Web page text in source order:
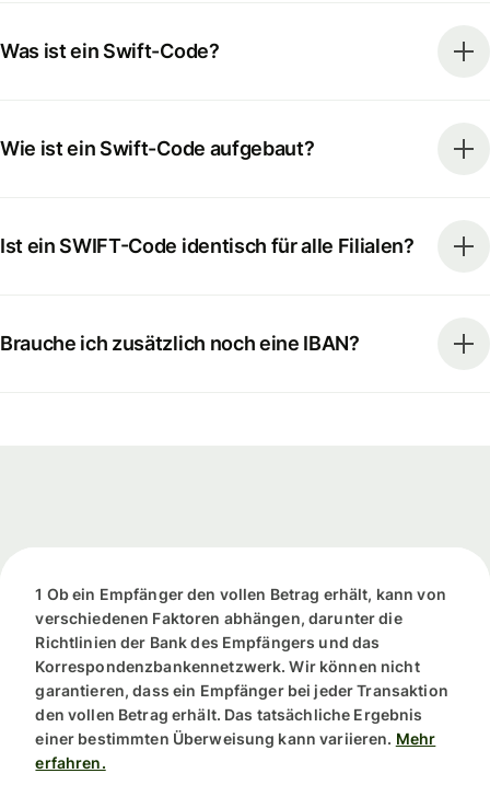
Was ist ein Swift-Code?
Wie ist ein Swift-Code aufgebaut?
Ist ein SWIFT-Code identisch für alle Filialen?
Brauche ich zusätzlich noch eine IBAN?
1 Ob ein Empfänger den vollen Betrag erhält, kann von
verschiedenen Faktoren abhängen, darunter die
Richtlinien der Bank des Empfängers und das
Korrespondenzbankennetzwerk. Wir können nicht
garantieren, dass ein Empfänger bei jeder Transaktion
den vollen Betrag erhält. Das tatsächliche Ergebnis
einer bestimmten Überweisung kann variieren. Mehr
erfahren.